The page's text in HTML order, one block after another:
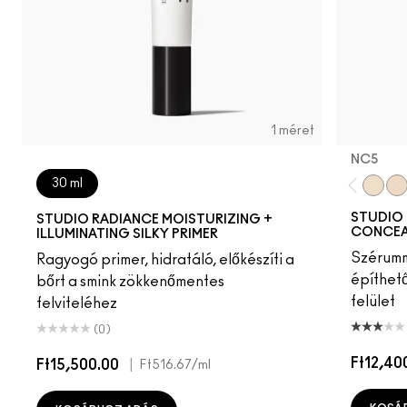
1 méret
30 ml
STUDIO RADIANCE MOISTURIZING +
ILLUMINATING SILKY PRIMER
Ragyogó primer, hidratáló, előkészíti a
bőrt a smink zökkenőmentes
felviteléhez
(0)
Ft15,500.00 Ft516.67/ml
NC5​
STUDIO
felület